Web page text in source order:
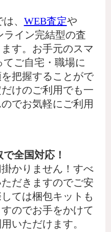
、 WEB査定や
ライン完結型の査
す。お手元のスマ
てご自宅・職場に
把握することがで
けのご利用でも一
でお気軽にご利用
全国対応！
かりません！すべ
だきますのでご安
ては梱包キットも
のでお手をかけて
いただけます。